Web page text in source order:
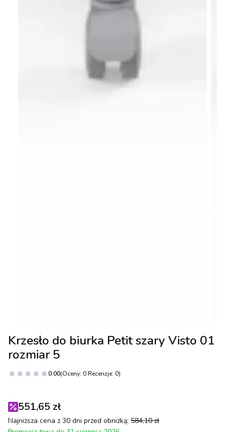
Krzesło do biurka Petit szary Visto 01
rozmiar 5
0.00(Oceny: 0 Recenzje: 0)
551,65 zł
Najniższa cena z 30 dni przed obniżką: 584,10 zł